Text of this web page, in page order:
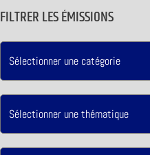
FILTRER LES ÉMISSIONS